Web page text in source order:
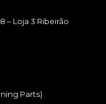
– Loja 3 Ribeirão
Parts)